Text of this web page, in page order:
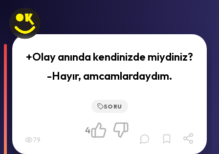
+Olay anında kendinizde miydiniz?
-Hayır, amcamlardaydım.
SORU
79
4